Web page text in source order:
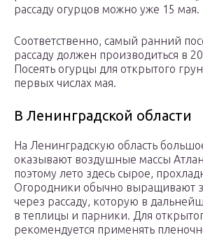
рассаду огурцов можно уже 15 мая.
Соответственно, самый ранний
рассаду должен производиться в
Посеять огурцы для открытого
первых числах мая.
В Ленинградской области
На Ленинградскую область
оказывают воздушные массы
поэтому лето здесь сырое,
Огородники обычно выращивают
через рассаду, которую в
в теплицы и парники. Для
рекомендуется применять